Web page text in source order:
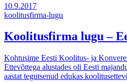
10.9.2017
koolitusfirma-lugu
Koolitusfirma lugu –
Kohtusime Eesti Koolitus- ja
Ettevõttega alustades oli Eesti
aastat tegutsenud edukas